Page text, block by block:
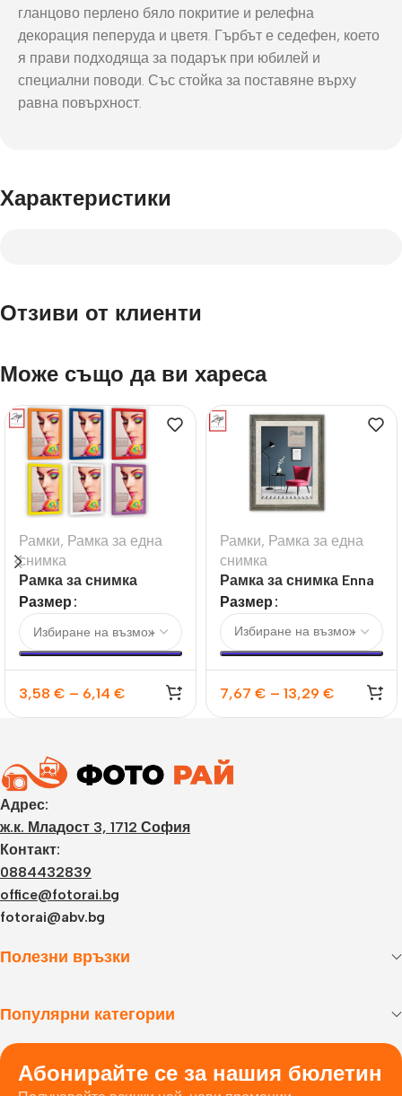
гланцово перлено бяло покритие и релефна
декорация пеперуда и цветя. Гърбът е седефен, което
я прави подходяща за подарък при юбилей и
специални поводи. Със стойка за поставяне върху
равна повърхност.
Характеристики
Отзиви от клиенти
Може също да ви хареса
Рамки, Рамка за една
снимка
Рамка за снимка
Darwin
Размер
3,58 € – 6,14 €
Рамки, Рамка за една
снимка
Рамка за снимка Enna
Размер
7,67 € – 13,29 €
Адрес:
ж.к. Младост 3, 1712 София
Контакт:
0884432839
office@fotorai.bg
fotorai@abv.bg
Полезни връзки
Популярни категории
Абонирайте се за нашия бюлетин